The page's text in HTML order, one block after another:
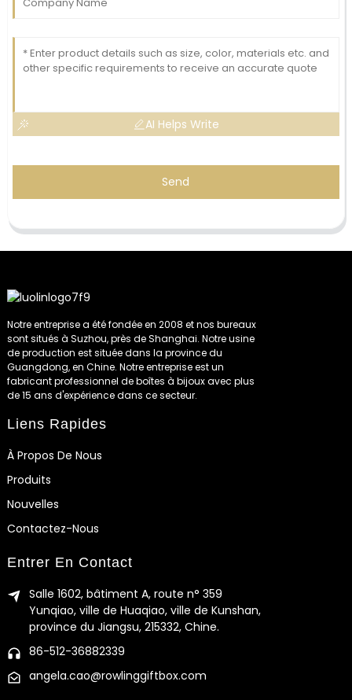
AI Helps Write
Send
Notre entreprise a été fondée en 2008 et nos bureaux
sont situés à Suzhou, près de Shanghai. Notre usine
de production est située dans la province du
Guangdong, en Chine. Notre entreprise est un
fabricant professionnel de boîtes à bijoux avec plus
de 15 ans d'expérience dans ce secteur.
Liens Rapides
À Propos De Nous
Produits
Nouvelles
Contactez-Nous
Entrer En Contact
Salle 1602, bâtiment A, route n° 359
Yunqiao, ville de Huaqiao, ville de Kunshan,
province du Jiangsu, 215332, Chine.
86-512-36882339
angela.cao@rowlinggiftbox.com